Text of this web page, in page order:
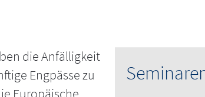
die Anfälligkeit
Engpässe zu